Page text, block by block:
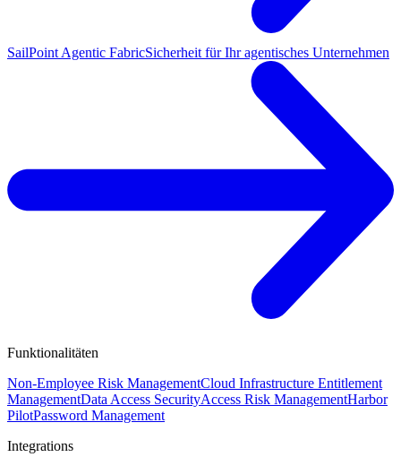
SailPoint Agentic FabricSicherheit für Ihr agentisches Unternehmen
Funktionalitäten
Non-Employee Risk ManagementCloud Infrastructure Entitlement
ManagementData Access SecurityAccess Risk ManagementHarbor
PilotPassword Management
Integrations